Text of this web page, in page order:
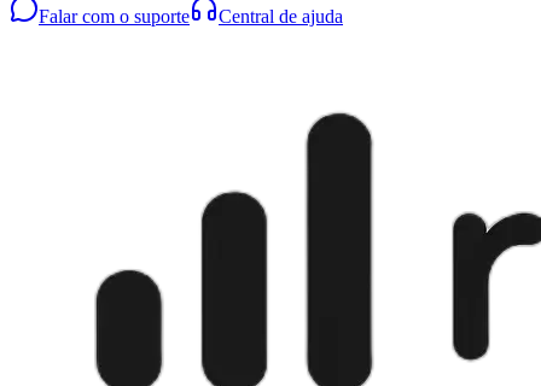
Falar com o suporte Central de ajuda